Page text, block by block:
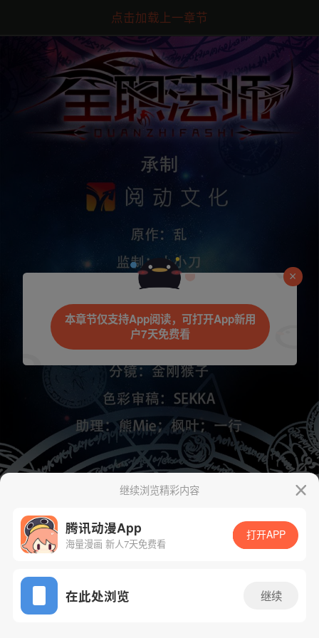
点击加载上一章节
App免费看
下一话 腾漫App免费看
继续浏览精彩内容
腾讯动漫App
海量漫画 新人7天免费看
打开APP
在此处浏览 继续
本章节仅支持App阅读，可打开App新用
户7天免费看
是否前往腾漫App继续阅读
立即前往